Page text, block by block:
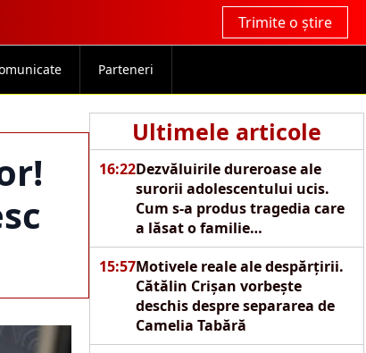
Trimite o știre
Parteneri
Ultimele articole
16:22Dezvăluirile dureroase ale
surorii adolescentului ucis.
Cum s-a produs tragedia care
a lăsat o familie
îngenuncheată de durere
15:57Motivele reale ale despărțirii.
Cătălin Crișan vorbește
deschis despre separarea de
Camelia Tabără